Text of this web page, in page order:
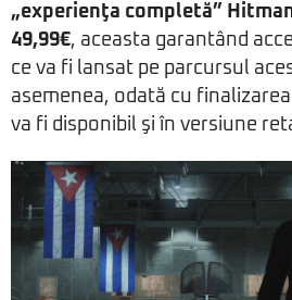
„experienţa completă”
49,99€, aceasta garantând
ce va fi lansat pe parcursul
asemenea, odată cu
va fi disponibil şi în versiune